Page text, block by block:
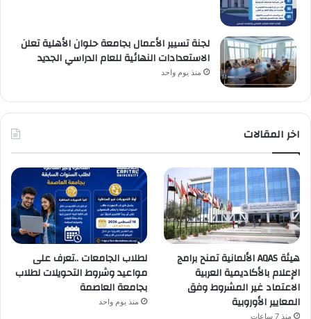
لجنة تسيير الأعمال بجامعة حلوان الأهلية تعلن
الاستعدادات النهائية للعام الدراسي الجديد
منذ يوم واحد
اخر المقالات
هيئة AQAS الألمانية تمنح برامج
الإعلام بالأكاديمية العربية
الاعتماد غير المشروط وفق
المعايير الأوروبية
منذ 7 ساعات
لطلاب الجامعات ..تعرف على
مواعيد وشروط التحويلات لطلاب
بجامعة العاصمة
منذ يوم واحد